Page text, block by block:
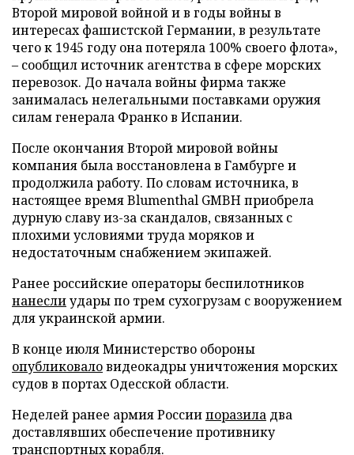
Второй мировой войной и в годы войны в
интересах фашистской Германии, в результате
чего к 1945 году она потеряла 100% своего флота»,
– сообщил источник агентства в сфере морских
перевозок. До начала войны фирма также
занималась нелегальными поставками оружия
силам генерала Франко в Испании.
После окончания Второй мировой войны
компания была восстановлена в Гамбурге и
продолжила работу. По словам источника, в
настоящее время Blumenthal GMBH приобрела
дурную славу из-за скандалов, связанных с
плохими условиями труда моряков и
недостаточным снабжением экипажей.
Ранее российские операторы беспилотников
нанеслиудары по трем сухогрузам с вооружением
для украинской армии.
В конце июля Министерство обороны
опубликоваловидеокадры уничтожения морских
судов в портах Одесской области.
Неделей ранее армия Россиипоразила два
доставлявших обеспечение противнику
транспортных корабля.